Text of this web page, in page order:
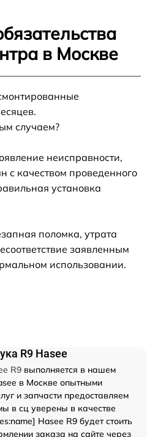
в Москве
случаем?
неисправности,
с качеством проведенного
установка
поломка, утрата
заявленным
использовании.
R9 Hasee
R9 выполняется в нашем
в Москве опытными
и запчасти предоставляем
в сц уверены в качестве
Hasee R9 будет стоить
заказа на сайте через